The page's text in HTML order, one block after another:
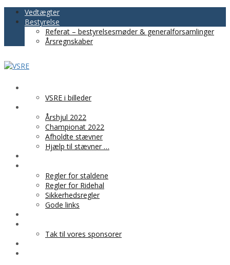
Vedtægter
Bestyrelse
Referat – bestyrelsesmøder & generalforsamlinger
Årsregnskaber
VSRE i billeder
Årshjul 2022
Championat 2022
Afholdte stævner
Hjælp til stævner …
Regler for staldene
Regler for Ridehal
Sikkerhedsregler
Gode links
Tak til vores sponsorer